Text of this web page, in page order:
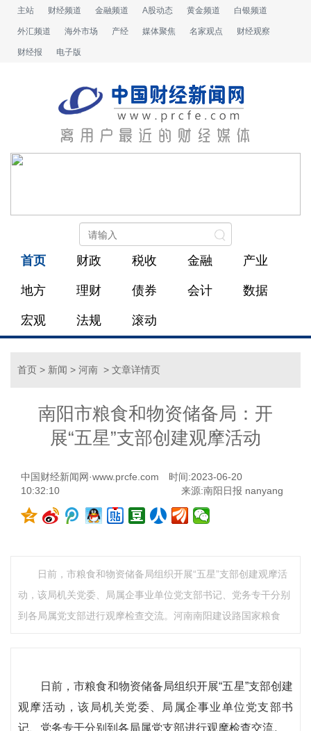
主站 财经频道 金融频道 A股动态 黄金频道 白银频道
外汇频道 海外市场 产经 媒体聚焦 名家观点 财经观察
财经报 电子版
首页 财政 税收 金融 产业
地方 理财 债券 会计 数据
宏观 法规 滚动
首页 > 新闻 > 河南 > 文章详情页
南阳市粮食和物资储备局：开
展“五星”支部创建观摩活动
中国财经新闻网·www.prcfe.com
时间:2023-06-20
10:32:10
来源:南阳日报 nanyang
日前，市粮食和物资储备局组织开展“五星”支部创建观摩活
动，该局机关党委、局属企事业单位党支部书记、党务专干分别
到各局属党支部进行观摩检查交流。河南南阳建设路国家粮食
日前，市粮食和物资储备局组织开展“五星”支部创建
观摩活动，该局机关党委、局属企事业单位党支部书
记、党务专干分别到各局属党支部进行观摩检查交流。